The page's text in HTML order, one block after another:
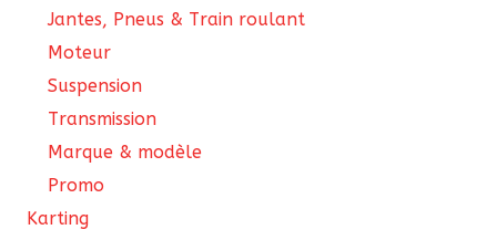
Jantes, Pneus & Train roulant
Moteur
Suspension
Transmission
Marque & modèle
Promo
Karting